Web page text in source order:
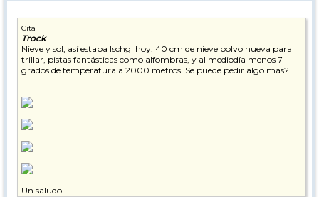
Cita
Trock
Nieve y sol, así estaba Ischgl hoy: 40 cm de nieve polvo nueva para
trillar, pistas fantásticas como alfombras, y al mediodía menos 7
grados de temperatura a 2000 metros. Se puede pedir algo más?
Un saludo